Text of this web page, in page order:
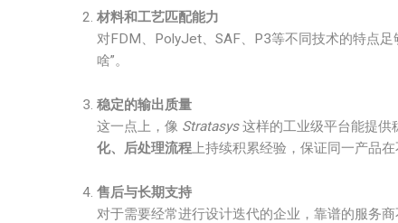
材料和工艺匹配能力
对FDM、PolyJet、SAF、P3等不同技术的特点
啥”。
稳定的输出质量
这一点上，像 Stratasys这样的工业级平台能提供
化、后处理流程上持续积累经验，保证同一产品在
售后与长期支持
对于需要经常进行设计迭代的企业，靠谱的服务